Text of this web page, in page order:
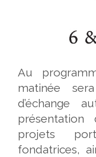
Au
matinée
d’échange
projets
fondatrices,